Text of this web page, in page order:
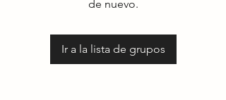
de nuevo.
Ir a la lista de grupos